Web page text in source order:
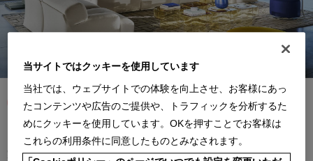
カッシーナは創業以来、インテリアの未来をデザインし続けてきた
家具業界では数少ないリーディングブランドとして知られていま
当サイトではクッキーを使用しています
当社では、ウェブサイトでの体験を向上させ、お客様にあっ
たコンテンツや広告のご提供や、トラフィックを分析するた
めにクッキーを使用しています。OKを押すことでお客様は
これらの利用条件に同意したものとみなされます。